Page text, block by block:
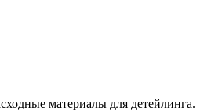
материалы для детейлинга.